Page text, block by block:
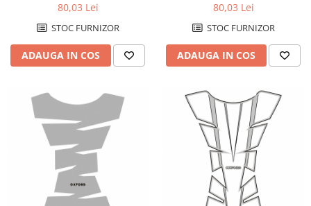
80,03 Lei
STOC FURNIZOR
ADAUGA IN COS
80,03 Lei
STOC FURNIZOR
ADAUGA IN COS